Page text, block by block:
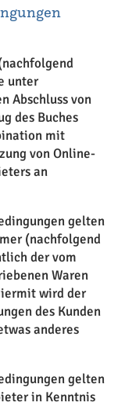
unter
Abschluss von
des Buches
mit
von Online-
an
gelten
(nachfolgend
der vom
Waren
wird der
des Kunden
anderes
gelten
in Kenntnis